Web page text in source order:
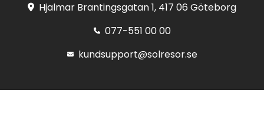
Hjalmar Brantingsgatan 1, 417 06 Göteborg
077-551 00 00
kundsupport@solresor.se